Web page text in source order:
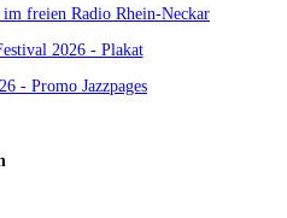
im freien Radio Rhein-Neckar